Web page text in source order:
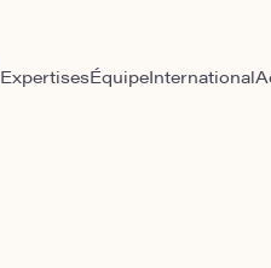
ExpertisesÉquipeInternational